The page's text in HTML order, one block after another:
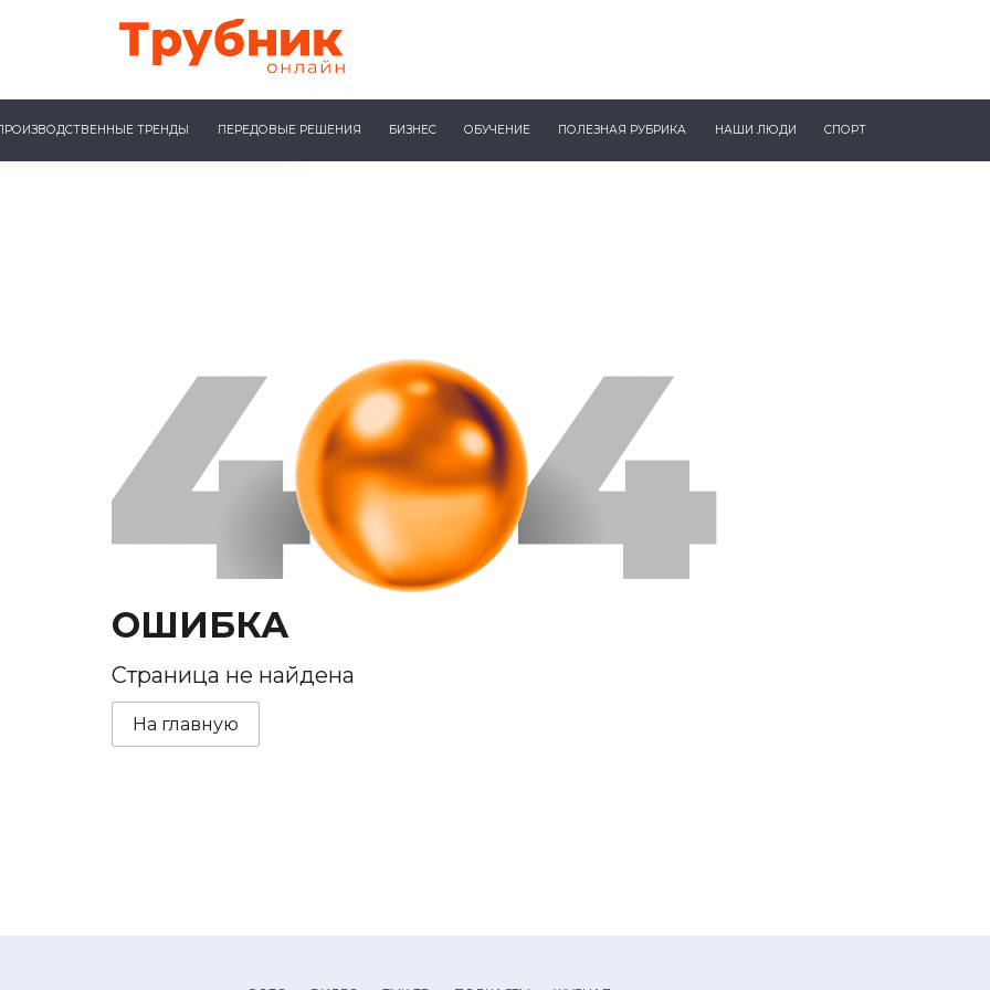
ТРЕНДЫ ПЕРЕДОВЫЕ РЕШЕНИЯ БИЗНЕС ОБУЧЕНИЕ ПОЛЕЗНАЯ РУБРИКА НАШИ ЛЮДИ СПОРТ
ОШИБКА
Страница не найдена
На главную